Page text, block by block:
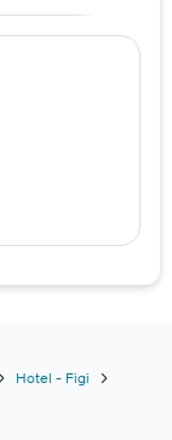
Hotel - Figi